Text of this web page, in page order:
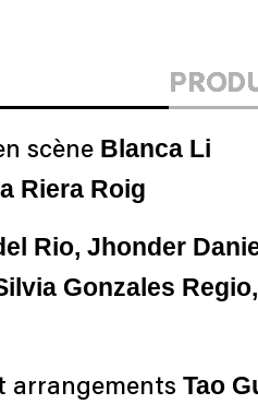
scène Blanca Li
Riera Roig
Rio, Jhonder
Gonzales
arrangements Tao